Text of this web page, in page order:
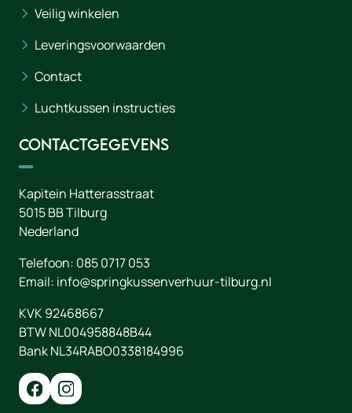
Veilig winkelen
Leveringsvoorwaarden
Contact
Luchtkussen instructies
Contactgegevens
Kapitein Hatterasstraat
5015 BBTilburg
Nederland
Telefoon: 085 0717 053
Email: info@springkussenverhuur-tilburg.nl
KVK 92468667
BTW NL004958848B44
Bank NL34RABO0338184996